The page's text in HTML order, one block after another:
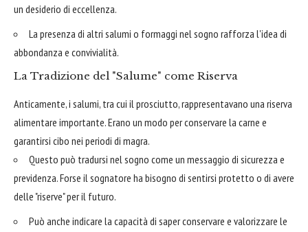
un desiderio di eccellenza.
La presenza di altri salumi o formaggi nel sogno rafforza l'idea di
abbondanza e convivialità.
La Tradizione del "Salume" come Riserva
Anticamente, i salumi, tra cui il prosciutto, rappresentavano una riserva
alimentare importante. Erano un modo per conservare la carne e
garantirsi cibo nei periodi di magra.
Questo può tradursi nel sogno come un messaggio di sicurezza e
previdenza. Forse il sognatore ha bisogno di sentirsi protetto o di avere
delle "riserve" per il futuro.
Può anche indicare la capacità di saper conservare e valorizzare le